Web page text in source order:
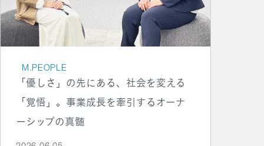
M.PEOPLE
「優しさ」の先にある、社会を変える
「覚悟」。事業成長を牽引するオーナ
ーシップの真髄